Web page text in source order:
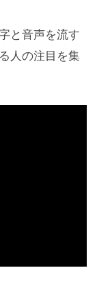
と音声を流す
人の注目を集